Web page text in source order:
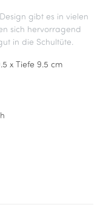
gibt es in vielen
sich hervorragend
in die Schultüte.
x Tiefe 9.5 cm